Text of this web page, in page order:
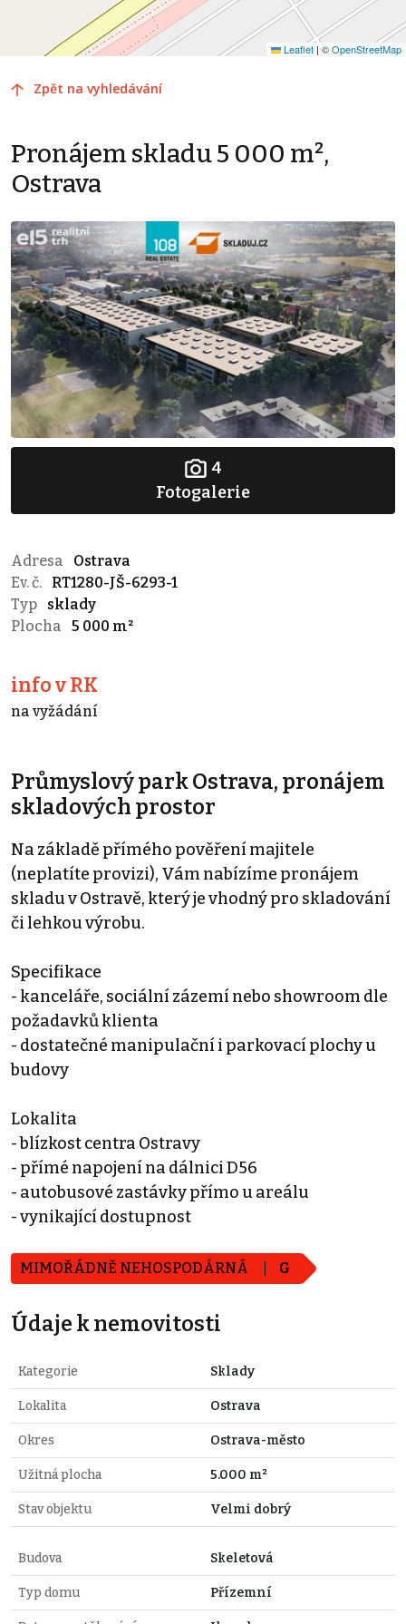
Leaflet | ©OpenStreetMap
Zpět na vyhledávání
Pronájem skladu 5 000 m²,
Ostrava
4
Fotogalerie
Adresa
Ostrava
Ev. č.
RT1280-JŠ-6293-1
Typ
sklady
Plocha
5 000 m²
info v RK
na vyžádání
Průmyslový park Ostrava, pronájem
skladových prostor
Na základě přímého pověření majitele
(neplatíte provizi), Vám nabízíme pronájem
skladu v Ostravě, který je vhodný pro skladování
či lehkou výrobu.
Specifikace
- kanceláře, sociální zázemí nebo showroom dle
požadavků klienta
- dostatečné manipulační i parkovací plochy u
budovy
Lokalita
- blízkost centra Ostravy
- přímé napojení na dálnici D56
- autobusové zastávky přímo u areálu
- vynikající dostupnost
MIMOŘÁDNĚ NEHOSPODÁRNÁ G
Údaje k nemovitosti
Kategorie Sklady
Lokalita Ostrava
Okres Ostrava-město
Užitná plocha 5.000 m²
Stav objektu Velmi dobrý
Budova Skeletová
Typ domu Přízemní